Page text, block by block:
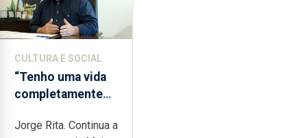
CULTURA E SOCIAL
“Tenho uma vida
completamente
dedicação, gosto
Jorge Rita. Continua a